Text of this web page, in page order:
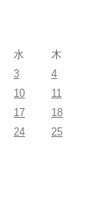
水 木
3 4
10 11
17 18
24 25